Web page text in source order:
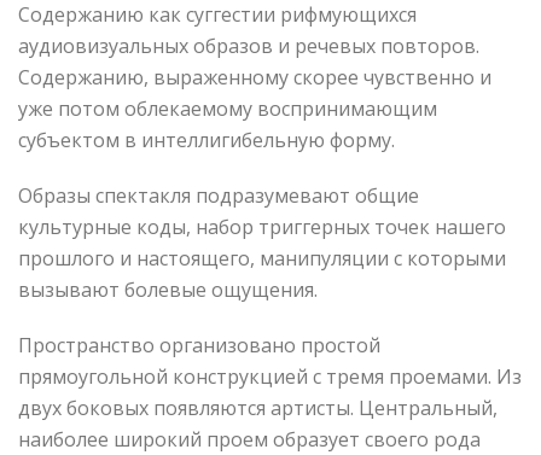
Содержанию как суггестии рифмующихся
аудиовизуальных образов и речевых повторов.
Содержанию, выраженному скорее чувственно и
уже потом облекаемому воспринимающим
субъектом в интеллигибельную форму.
Образы спектакля подразумевают общие
культурные коды, набор триггерных точек нашего
прошлого и настоящего, манипуляции с которыми
вызывают болевые ощущения.
Пространство организовано простой
прямоугольной конструкцией с тремя проемами. Из
двух боковых появляются артисты. Центральный,
наиболее широкий проем образует своего рода